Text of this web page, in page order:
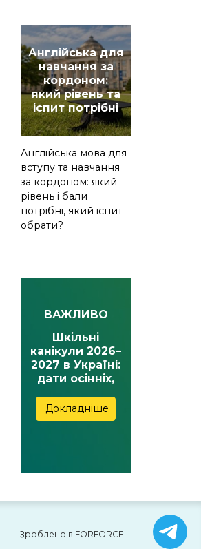
Англійська для
навчання за
кордоном:
який рівень та
іспит потрібні
Англійська мова для
вступу та навчання
за кордоном: який
рівень і бали
потрібні, який іспит
обрати?
ВАЖЛИВО
Шкільні
канікули 2026–
2027 в Україні:
дати осінніх,
весняних та
літніх канікул
Докладніше
Зроблено в FORFORCE